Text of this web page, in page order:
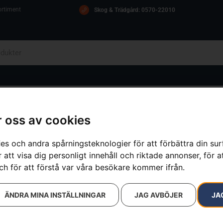
oss av cookies
och andra spårningsteknologier för att förbättra din
visa dig personligt innehåll och riktade annonser, för
för att förstå var våra besökare kommer ifrån.
JAG AVBÖJER
ÄNDRA MINA INSTÄLLNINGAR
Skog & Trädgård: 0570-22010